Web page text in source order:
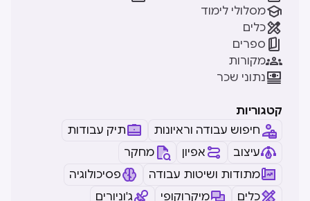
מסלולי לימוד
כלים
ספרים 
מקורות
נתוני שכר
קטגוריות
חיפוש עבודה וראיונות
תיק עבודות
עיצוב
אפיון
מחקר
מתודות ושיטות עבודה
פסיכולוגיה
כלים
מיקרוקופי ג'וניורים